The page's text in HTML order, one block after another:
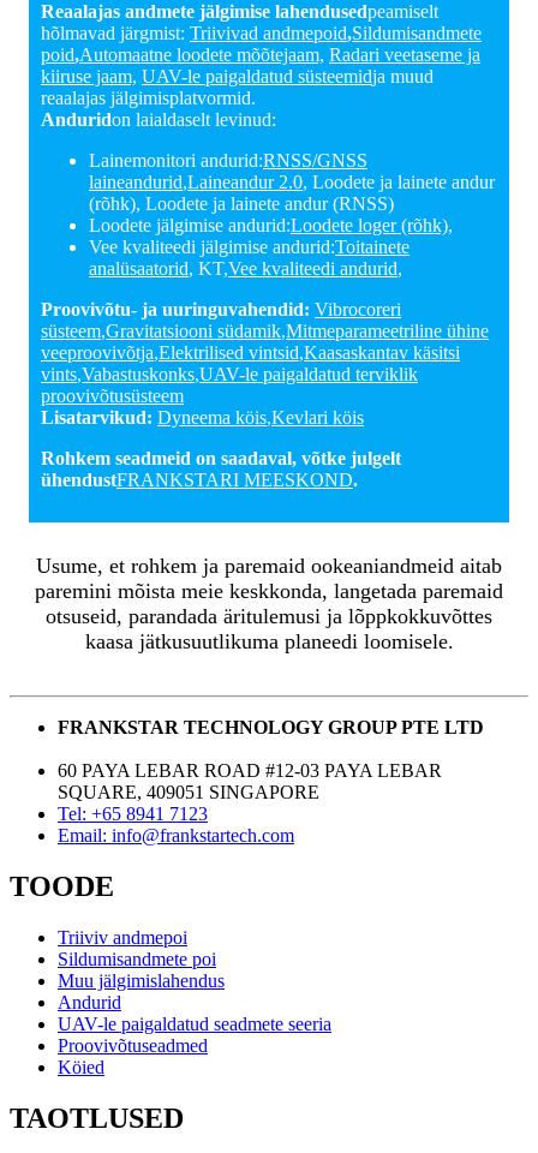
Reaalajas andmete jälgimise lahendusedpeamiselt
hõlmavad järgmist: Triivivad andmepoid,Sildumisandmete
poid,Automaatne loodete mõõtejaam, Radari veetaseme ja
kiiruse jaam, UAV-le paigaldatud süsteemidja muud
reaalajas jälgimisplatvormid.
Anduridon laialdaselt levinud:
Lainemonitori andurid:RNSS/GNSS
laineandurid,Laineandur 2.0, Loodete ja lainete andur
(rõhk), Loodete ja lainete andur (RNSS)
Loodete jälgimise andurid:Loodete loger (rõhk),
Vee kvaliteedi jälgimise andurid:Toitainete
analüsaatorid, KT,Vee kvaliteedi andurid,
Proovivõtu- ja uuringuvahendid: Vibrocoreri
süsteem,Gravitatsiooni südamik,Mitmeparameetriline ühine
veeproovivõtja,Elektrilised vintsid,Kaasaskantav käsitsi
vints,Vabastuskonks,UAV-le paigaldatud terviklik
proovivõtusüsteem
Lisatarvikud: Dyneema köis,Kevlari köis
Rohkem seadmeid on saadaval, võtke julgelt
ühendustFRANKSTARI MEESKOND.
Usume, et rohkem ja paremaid ookeaniandmeid aitab
paremini mõista meie keskkonda, langetada paremaid
otsuseid, parandada äritulemusi ja lõppkokkuvõttes
kaasa jätkusuutlikuma planeedi loomisele.
FRANKSTAR TECHNOLOGY GROUP PTE LTD
60 PAYA LEBAR ROAD #12-03 PAYA LEBAR
SQUARE, 409051 SINGAPORE
Tel: +65 8941 7123
Email: info@frankstartech.com
TOODE
Triiviv andmepoi
Sildumisandmete poi
Muu jälgimislahendus
Andurid
UAV-le paigaldatud seadmete seeria
Proovivõtuseadmed
Köied
TAOTLUSED